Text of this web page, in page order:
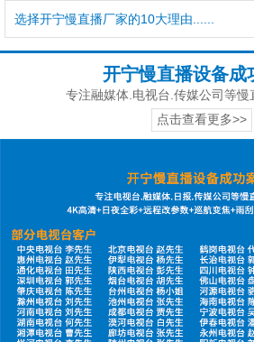
选择开宁慢直播厂家的10大理由......
开宁慢直播设备成
专注融媒体.电视台.传媒公司等慢
点击查看更多>>